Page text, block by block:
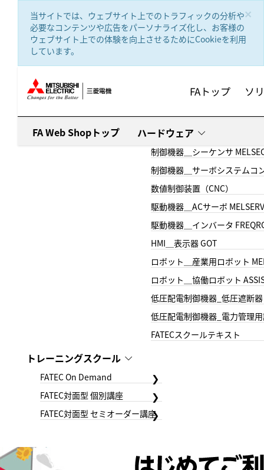
×
当サイトでは、ウェブサイト上でのトラフィックの分析や
必要なコンテンツや広告をパーソナライズ化し、お客様の
ウェブサイト上での体験を向上させるためにCookieを利用
しています。
FAトップ ソ
FA Web Shopトップ ハードウェア
制御機器＿シーケンサ
制御機器＿サーボシステムコ
数値制御装置（CNC）
駆動機器＿ACサーボ
駆動機器＿インバータ
HMI＿表示器 GOT
ロボット＿産業用ロボット
ロボット＿協働ロボット
低圧配電制御機器_低圧遮断器
低圧配電制御機器_電力管理
FATECスクールテキスト
トレーニングスクール
FATEC On Demand
FATEC対面型 個別講座
FATEC対面型 セミオーダー講座